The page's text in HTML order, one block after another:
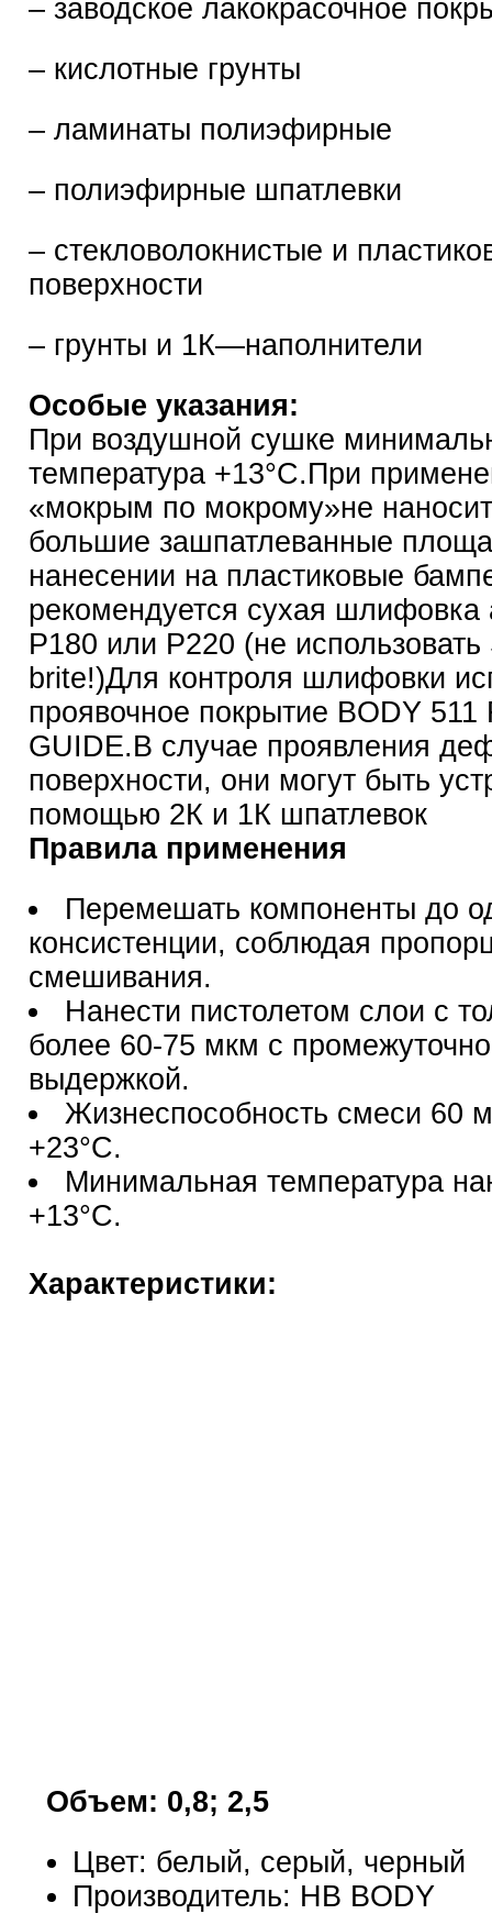
– заводское лакокрасочное
– кислотные грунты
– ламинаты полиэфирные
– полиэфирные шпатлевки
– стекловолокнистые и
поверхности
– грунты и 1К—наполнители
Особые указания:
При воздушной сушке
температура +13°С.При
«мокрым по мокрому»не
большие зашпатлеванные
нанесении на пластиковые
рекомендуется сухая шлифовка
P180 или P220 (не
brite!)Для контроля шлифовки
проявочное покрытие BODY 511
GUIDE.В случае проявления
поверхности, они могут быть
помощью 2К и 1К шпатлевок
Правила применения
Перемешать компоненты до
консистенции, соблюдая
смешивания.
Нанести пистолетом слои с
более 60-75 мкм с
выдержкой.
Жизнеспособность смеси 60
+23°С.
Минимальная температура
+13°С.
Характеристики:
Объем: 0,8; 2,5
Цвет: белый, серый, черный
Производитель: HB BODY